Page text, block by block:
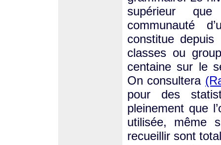
supérieur que
communauté
constitue
classes ou
centaine sur le
On consultera
pour des
pleinement que
utilisée, même
recueillir sont